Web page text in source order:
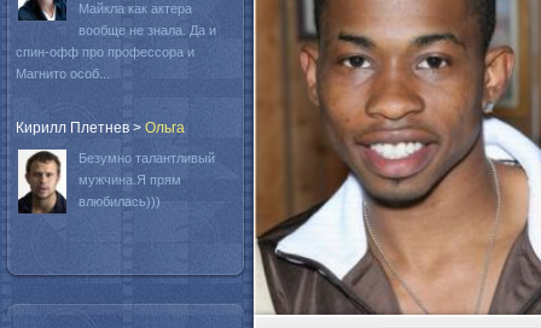
Майкла как актера
вообще не знала. Да и
спин-офф про профессора и
Магнито особ...
Кирилл Плетнев > Oльга
Безумно талантливый
мужчина.Я прям
влюбилась)))